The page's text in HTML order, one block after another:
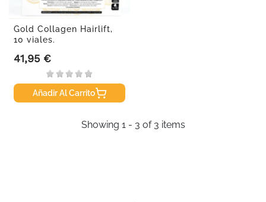
Gold Collagen Hairlift,
10 viales.
Precio
41,95 €
Añadir Al Carrito
Showing 1 - 3 of 3 items